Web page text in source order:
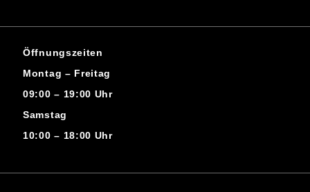
Öffnungszeiten
Montag – Freitag
09:00 – 19:00 Uhr
Samstag
10:00 – 18:00 Uhr